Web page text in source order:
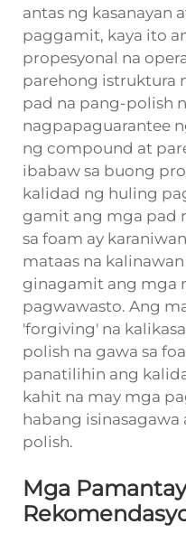
antas ng kasanayan
paggamit, kaya ito
propesyonal na
parehong istruktura
pad na pang-polish
nagpapaguarantee
ng compound at
ibabaw sa buong
kalidad ng huling
gamit ang mga pad
sa foam ay
mataas na
ginagamit ang mga
pagwawasto. Ang
'forgiving' na
polish na gawa sa
panatilihin ang
kahit na may mga
habang
polish.
Mga